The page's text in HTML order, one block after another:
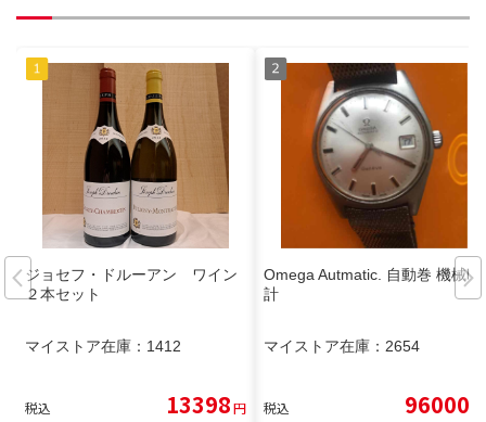
ジョセフ・ドルーアン ワイン
２本セット
マイストア在庫： 1412
税込 13398円
Omega Autmatic. 自動巻 機械時
計
マイストア在庫： 2654
税込 96000